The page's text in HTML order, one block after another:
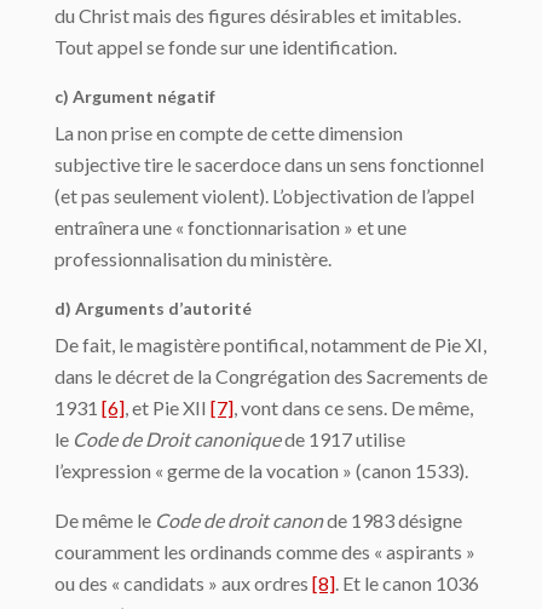
du Christ mais des figures désirables et imitables.
Tout appel se fonde sur une identification.
c) Argument négatif
La non prise en compte de cette dimension
subjective tire le sacerdoce dans un sens fonctionnel
(et pas seulement violent). L’objectivation de l’appel
entraînera une « fonctionnarisation » et une
professionnalisation du ministère.
d) Arguments d’autorité
De fait, le magistère pontifical, notamment de Pie XI,
dans le décret de la Congrégation des Sacrements de
1931 [6] , et Pie XII [7] , vont dans ce sens. De même,
le Code de Droit canoniquede 1917 utilise
l’expression « germe de la vocation » (canon 1533).
De même le Code de droit canonde 1983 désigne
couramment les ordinands comme des « aspirants »
ou des « candidats » aux ordres [8] . Et le canon 1036